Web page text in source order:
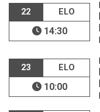
22 ELO
14:30
23 ELO
10:00